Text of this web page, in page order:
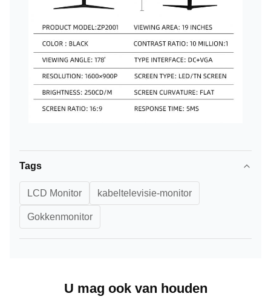
Tags
LCD Monitor kabeltelevisie-monitor
Gokkenmonitor
U mag ook van houden